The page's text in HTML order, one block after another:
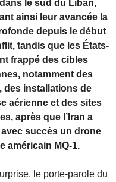
le sud du Liban,
ainsi leur avancée la
depuis le début
tandis que les États-
frappé des cibles
notamment des
des installations de
aérienne et des sites
après que l’Iran a
succès un drone
américain MQ-1.
le porte-parole du